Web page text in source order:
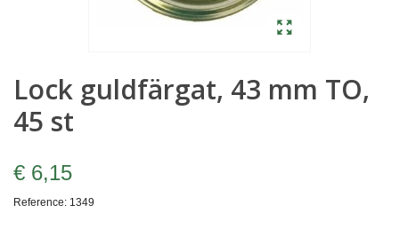
Lock guldfärgat, 43 mm TO,
45 st
€ 6,15
Reference: 1349